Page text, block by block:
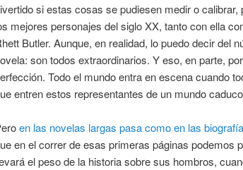
si estas cosas se pudiesen medir o
mejores personajes del siglo XX, tanto con ella
Butler. Aunque, en realidad, lo puedo decir del
son todos extraordinarios. Y eso, en parte,
Todo el mundo entra en escena cuando
entren estos representantes de un mundo
en las novelas largas pasa como en las
en el correr de esas primeras páginas podemos
el peso de la historia sobre sus hombros,